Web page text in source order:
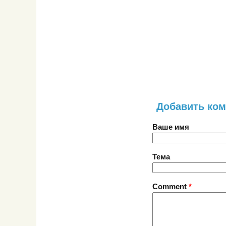
Добавить
Ваше имя
Тема
Comment *